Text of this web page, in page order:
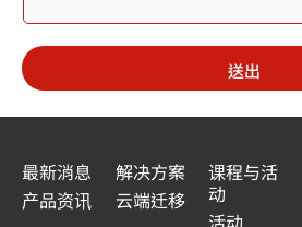
e
d
S
t
a
t
送出
最新消息
产品资讯
解决方案
云端迁移
课程与活
动